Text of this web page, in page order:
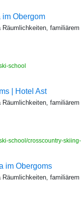
im Obergom
school
| Hotel Ast
school/crosscountry-
im Obergoms